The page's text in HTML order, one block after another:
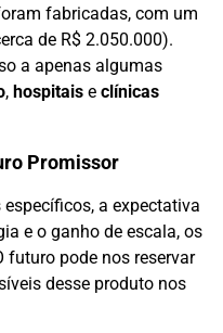
fabricadas, com um
de R$ 2.050.000).
a apenas algumas
, hospitais e clínicas
Promissor
a expectativa
e o ganho de escala, os
pode nos reservar
desse produto nos